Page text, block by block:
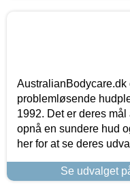
AustralianBodycare.dk
problemløsende
1992. Det er deres
opnå en sundere hud
her for at se deres
Se udvalget